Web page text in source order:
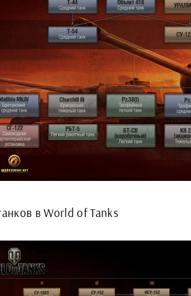
в World of Tanks